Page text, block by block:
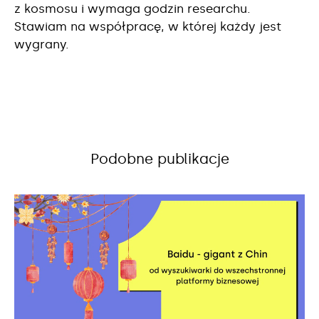
z kosmosu i wymaga godzin researchu.
Stawiam na współpracę, w której każdy jest
wygrany.
Podobne publikacje